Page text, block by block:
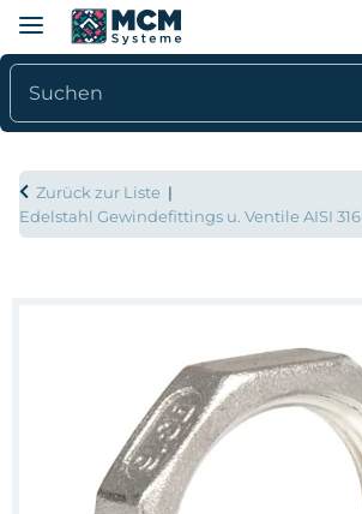
Zurück zur Liste
Edelstahl Gewindefittings u. Ventile AISI 316